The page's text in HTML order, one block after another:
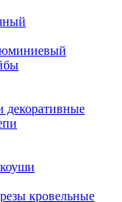
декоративные
кровельные